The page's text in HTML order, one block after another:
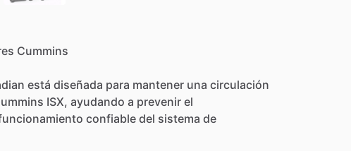
Cummins
está diseñada para mantener una circulación
ISX, ayudando a prevenir el
confiable del sistema de